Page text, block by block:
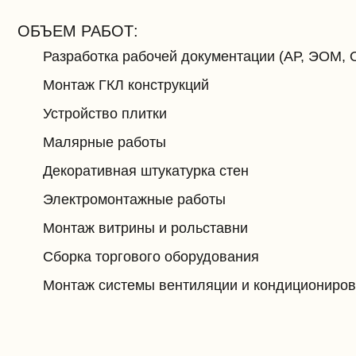
ОБЪЕМ РАБОТ:
Разработка рабочей документации (АР, ЭОМ,
Монтаж ГКЛ конструкций
Устройство плитки
Малярные работы
Декоративная штукатурка стен
Электромонтажные работы
Монтаж витрины и рольставни
Сборка торгового оборудования
Монтаж системы вентиляции и